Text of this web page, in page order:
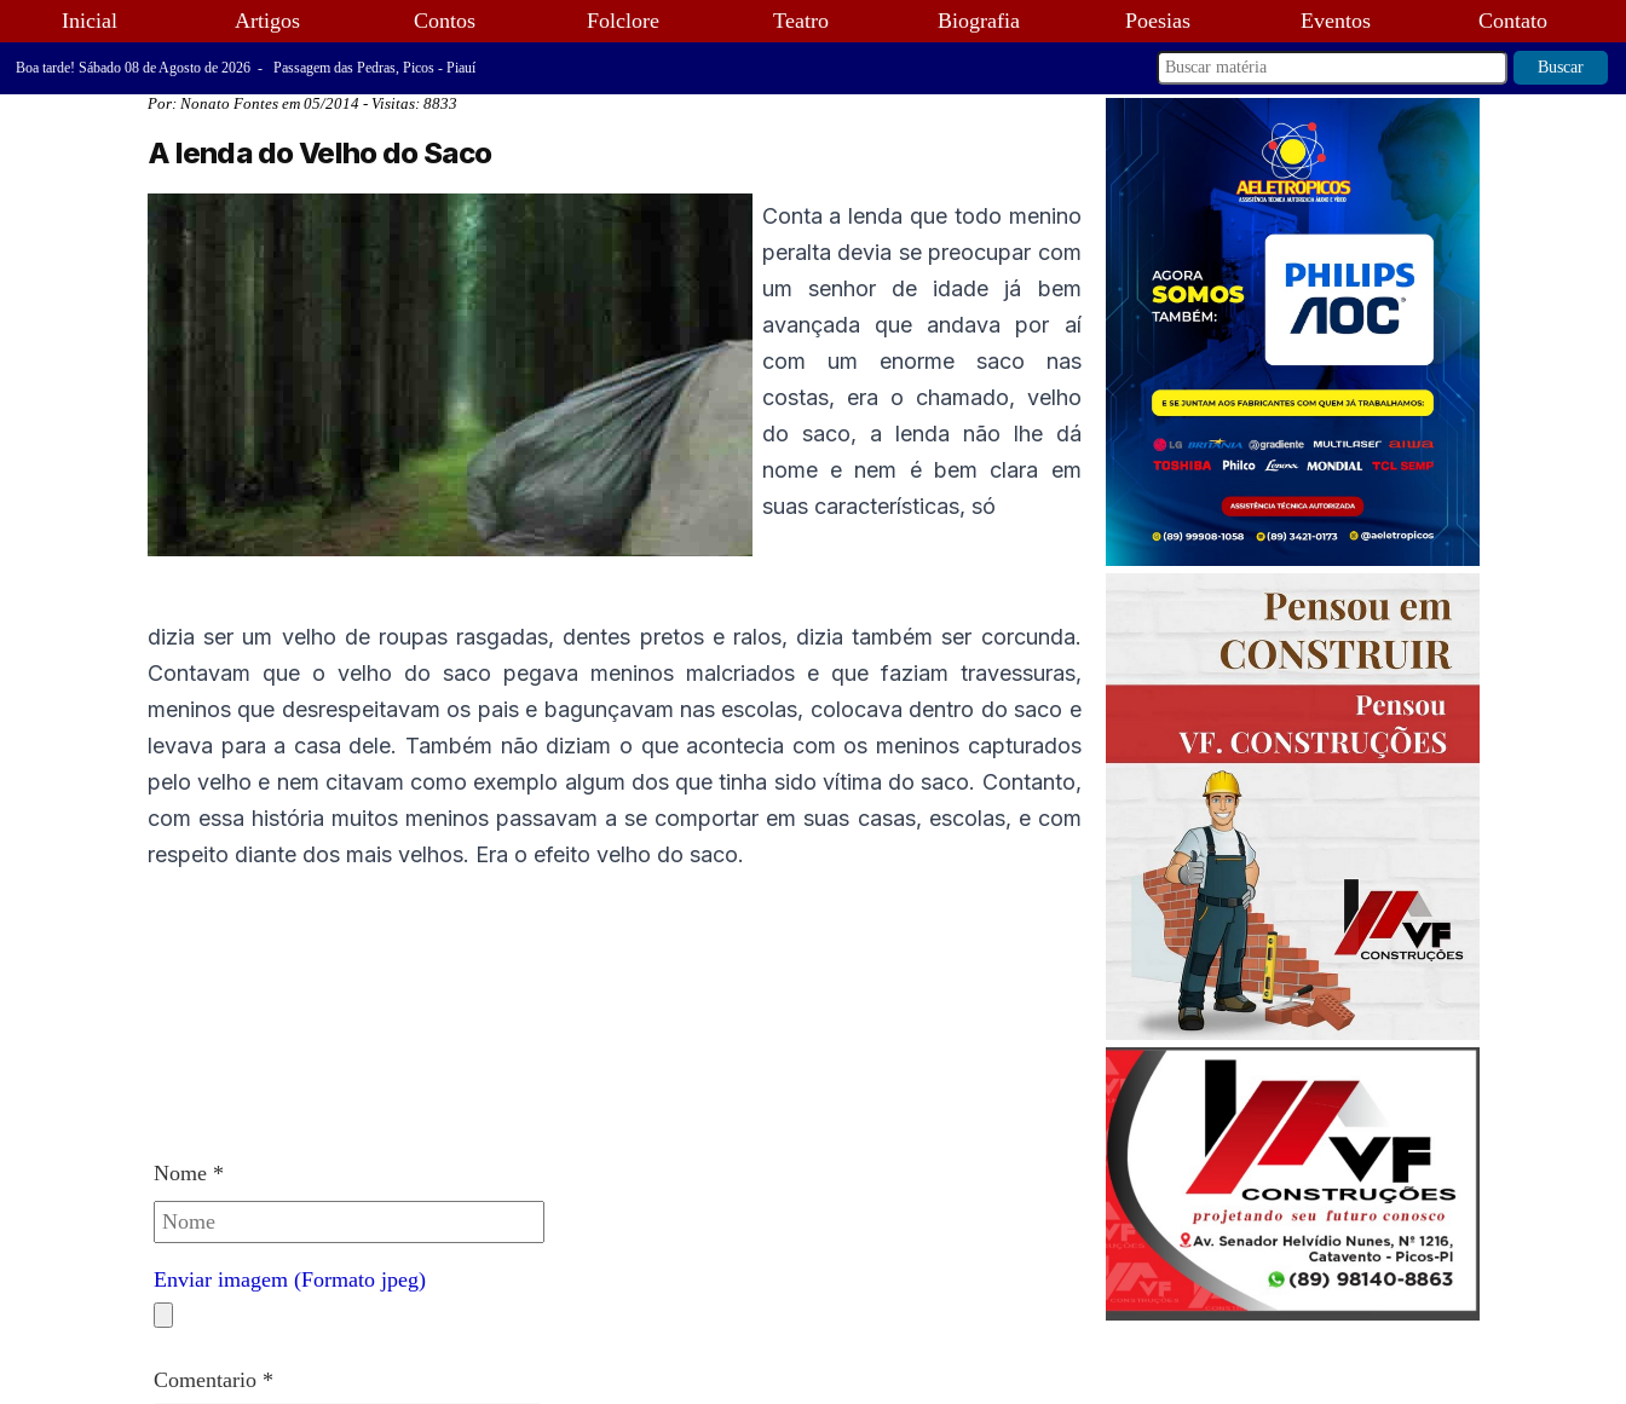
Inicial Artigos Contos Folclore Teatro Biografia Poesias Eventos Contato
Buscar
Boa tarde! Sábado 08 de Agosto de 2026 - Passagem das Pedras, Picos - Piauí
Por: Nonato Fontes em 05/2014 - Visitas: 8833
A lenda do Velho do Saco
Conta a lenda que todo menino
peralta devia se preocupar com
um senhor de idade já bem
avançada que andava por aí
com um enorme saco nas
costas, era o chamado, velho
do saco, a lenda não lhe dá
nome e nem é bem clara em
suas características, só
dizia ser um velho de roupas rasgadas, dentes pretos e ralos, dizia também ser corcunda.
Contavam que o velho do saco pegava meninos malcriados e que faziam travessuras,
meninos que desrespeitavam os pais e bagunçavam nas escolas, colocava dentro do saco e
levava para a casa dele. Também não diziam o que acontecia com os meninos capturados
pelo velho e nem citavam como exemplo algum dos que tinha sido vítima do saco. Contanto,
com essa história muitos meninos passavam a se comportar em suas casas, escolas, e com
respeito diante dos mais velhos. Era o efeito velho do saco.
Nome *
Enviar imagem (Formato jpeg)
Comentario *